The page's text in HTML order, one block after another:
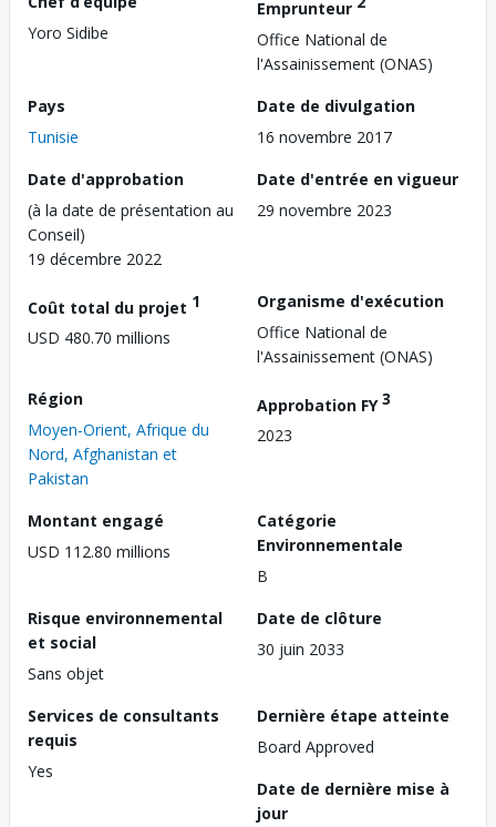
Yoro Sidibe
Emprunteur
Office National de
l'Assainissement (ONAS)
Pays
Tunisie
Date de divulgation
16 novembre 2017
Date d'approbation
(à la date de présentation au
Conseil)
19 décembre 2022
Date d'entrée en vigueur
29 novembre 2023
Coût total du projet 1
USD 480.70 millions
Organisme d'exécution
Office National de
l'Assainissement (ONAS)
Région
Moyen-Orient, Afrique du
Nord, Afghanistan et
Pakistan
Approbation FY3
2023
Montant engagé
USD 112.80 millions
Catégorie
Environnementale
B
Risque environnemental
et social
Sans objet
Date de clôture
30 juin 2033
Services de consultants
requis
Yes
Dernière étape atteinte
Board Approved
Date de dernière mise à
jour